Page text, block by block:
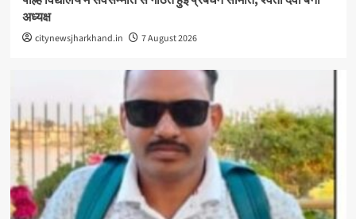
अध्यक्ष
citynewsjharkhand.in 7 August 2026